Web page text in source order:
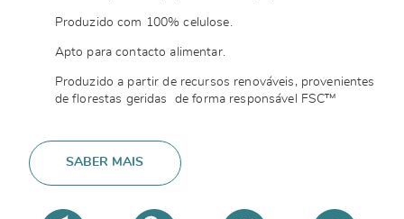
Produzido com 100% celulose.
Apto para contacto alimentar.
Produzido a partir de recursos renováveis, provenientes
de florestas geridas de forma responsável FSC™
SABER MAIS